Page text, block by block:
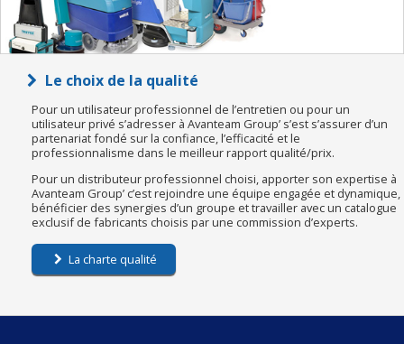
Le choix de la qualité
Pour un utilisateur professionnel de l’entretien ou pour un
utilisateur privé s’adresser à Avanteam Group’ s’est s’assurer d’un
partenariat fondé sur la confiance, l’efficacité et le
professionnalisme dans le meilleur rapport qualité/prix.
Pour un distributeur professionnel choisi, apporter son expertise à
Avanteam Group’ c’est rejoindre une équipe engagée et dynamique,
bénéficier des synergies d’un groupe et travailler avec un catalogue
exclusif de fabricants choisis par une commission d’experts.
La charte qualité